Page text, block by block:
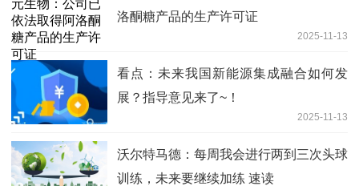
洛酮糖产品的生产许可证
2025-11-13
看点：未来我国新能源集成融合如何发
展？指导意见来了~！
2025-11-13
沃尔特马德：每周我会进行两到三次头球
训练，未来要继续加练 速读